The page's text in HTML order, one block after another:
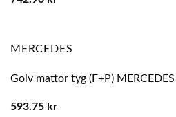
MERCEDES
Golv mattor tyg (F+P)
593.75 kr